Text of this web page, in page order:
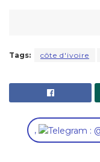
Tags: côte d'ivoire
,